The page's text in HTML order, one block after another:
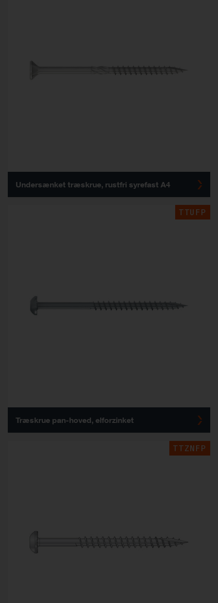
Undersænket træskrue, rustfri syrefast A4
TTUFP
Træskrue pan-hoved, elforzinket
TTZNFP